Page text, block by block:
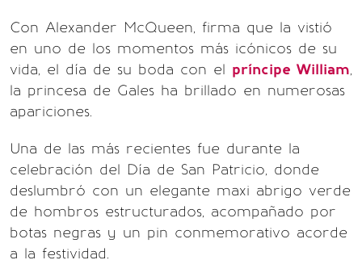
Con Alexander McQueen, firma que la vistió
en uno de los momentos más icónicos de su
vida, el día de su boda con el príncipe William,
la princesa de Gales ha brillado en numerosas
apariciones.
Una de las más recientes fue durante la
celebración del Día de San Patricio, donde
deslumbró con un elegante maxi abrigo verde
de hombros estructurados, acompañado por
botas negras y un pin conmemorativo acorde
a la festividad.